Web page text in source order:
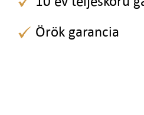
Örök garancia